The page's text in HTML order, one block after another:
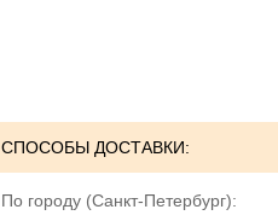
СПОСОБЫ ДОСТАВКИ:
По городу (Санкт-Петербург):